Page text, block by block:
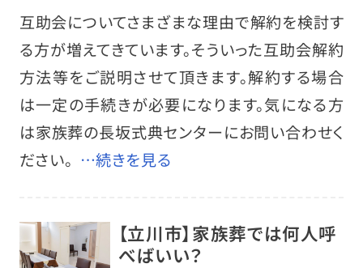
互助会についてさまざまな理由で解約を検討す
る方が増えてきています。そういった互助会解約
方法等をご説明させて頂きます。解約する場合
は一定の手続きが必要になります。気になる方
は家族葬の長坂式典センターにお問い合わせく
ださい。 …続きを見る
【立川市】家族葬では何人呼
べばいい？